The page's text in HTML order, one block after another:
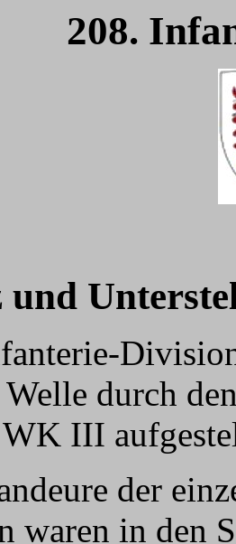
208.
und
durch
III
der
waren in den